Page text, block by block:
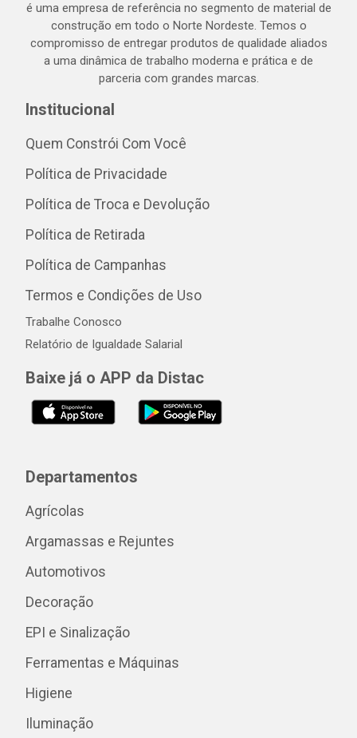
é uma empresa de referência no segmento de material de
construção em todo o Norte Nordeste. Temos o
compromisso de entregar produtos de qualidade aliados
a uma dinâmica de trabalho moderna e prática e de
parceria com grandes marcas.
Institucional
Quem Constrói Com Você
Política de Privacidade
Política de Troca e Devolução
Política de Retirada
Política de Campanhas
Termos e Condições de Uso
Trabalhe Conosco
Relatório de Igualdade Salarial
Baixe já o APP da Distac
Departamentos
Agrícolas
Argamassas e Rejuntes
Automotivos
Decoração
EPI e Sinalização
Ferramentas e Máquinas
Higiene
Iluminação